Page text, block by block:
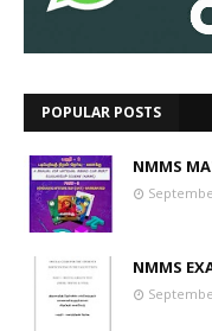
POPULAR POSTS
NMMS
NMMS